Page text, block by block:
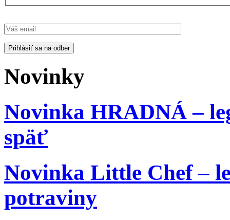
Novinky
Novinka HRADNÁ –
späť
Novinka Little Chef –
potraviny